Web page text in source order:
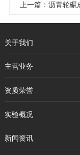
上一篇：沥青轮
关于我们
主营业务
资质荣誉
实验概况
新闻资讯